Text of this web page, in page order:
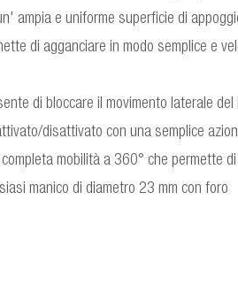
ampia e uniforme superficie di
di agganciare in modo semplice e
di bloccare il movimento laterale
disattivato con una semplice
mobilità a 360° che permette
manico di diametro 23 mm con foro